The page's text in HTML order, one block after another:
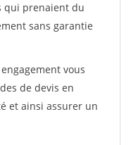
qui prenaient du
sans garantie
vous
de devis en
et ainsi assurer un